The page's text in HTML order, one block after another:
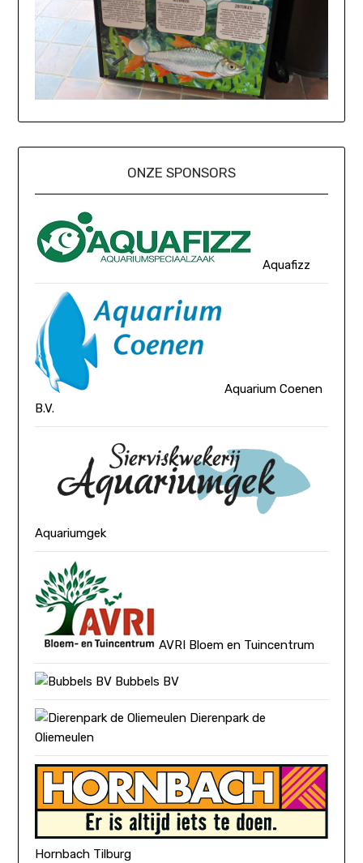
ONZE SPONSORS
Aquafizz
Aquarium Coenen
B.V.
Aquariumgek
AVRI Bloem en Tuincentrum
Bubbels BV
Dierenpark de
Oliemeulen
Hornbach Tilburg